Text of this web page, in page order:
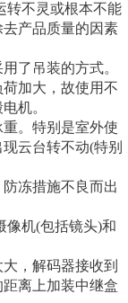
转不灵或根本不能
产品质量的因素
了吊装的方式。
加大，故使用不
机。
。特别是室外使
云台转不动(特别
冻措施不良而出
像机(包括镜头)和
，解码器接收到
离上加装中继盒